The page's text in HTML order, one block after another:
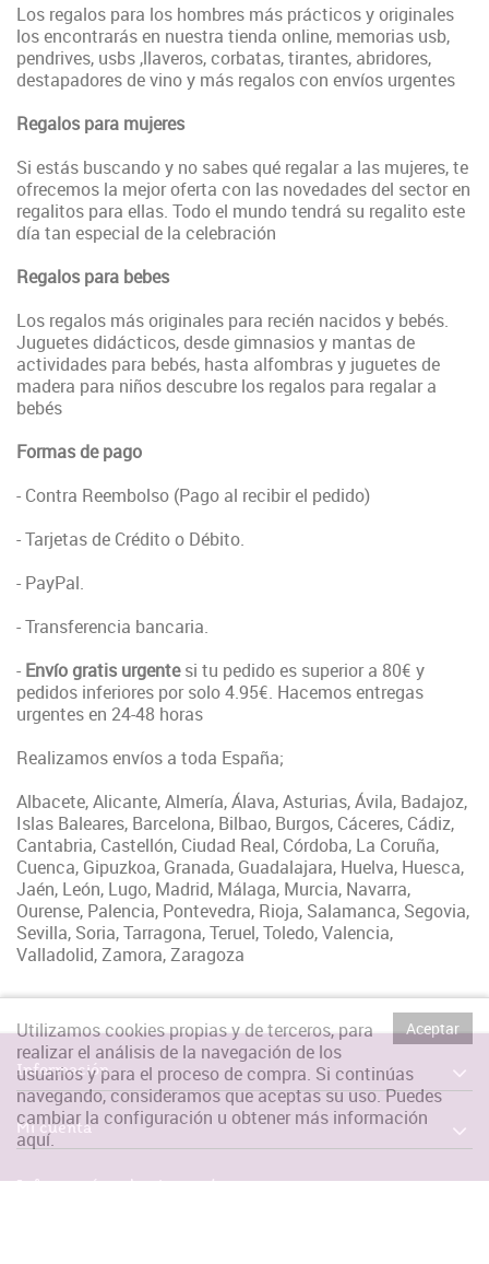
Los regalos para los hombres más prácticos y originales
los encontrarás en nuestra tienda online, memorias usb,
pendrives, usbs ,llaveros, corbatas, tirantes, abridores,
destapadores de vino y más regalos con envíos urgentes
Regalos para mujeres
Si estás buscando y no sabes qué regalar a las mujeres, te
ofrecemos la mejor oferta con las novedades del sector en
regalitos para ellas. Todo el mundo tendrá su regalito este
día tan especial de la celebración
Regalos para bebes
Los regalos más originales para recién nacidos y bebés.
Juguetes didácticos, desde gimnasios y mantas de
actividades para bebés, hasta alfombras y juguetes de
madera para niños descubre los regalos para regalar a
bebés
Formas de pago
- Contra Reembolso (Pago al recibir el pedido)
- Tarjetas de Crédito o Débito.
- PayPal.
- Transferencia bancaria.
- Envío gratis urgentesi tu pedido es superior a 80€ y
pedidos inferiores por solo 4.95€. Hacemos entregas
urgentes en 24-48 horas
Realizamos envíos a toda España;
Albacete, Alicante, Almería, Álava, Asturias, Ávila, Badajoz,
Islas Baleares, Barcelona, Bilbao, Burgos, Cáceres, Cádiz,
Cantabria, Castellón, Ciudad Real, Córdoba, La Coruña,
Cuenca, Gipuzkoa, Granada, Guadalajara, Huelva, Huesca,
Jaén, León, Lugo, Madrid, Málaga, Murcia, Navarra,
Ourense, Palencia, Pontevedra, Rioja, Salamanca, Segovia,
Sevilla, Soria, Tarragona, Teruel, Toledo, Valencia,
Valladolid, Zamora, Zaragoza
Información
Mi cuenta
Información sobre la tienda
Aceptar
Utilizamos cookies propias y de terceros, para
realizar el análisis de la navegación de los
usuarios y para el proceso de compra. Si continúas
navegando, consideramos que aceptas su uso. Puedes
cambiar la configuración u obtener más información
aquí.